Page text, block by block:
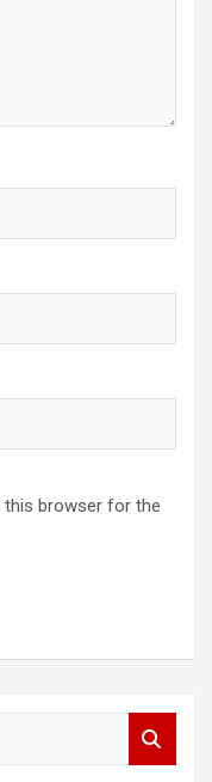
this browser for the